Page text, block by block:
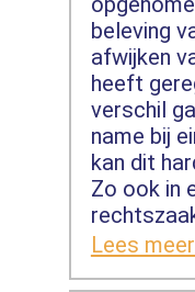
beleving
afwijken
heeft
verschil
name bij
kan dit
Zo ook in
Lees